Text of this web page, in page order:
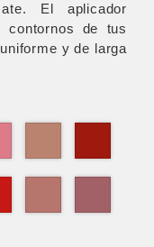
El aplicador
contornos de tus
y de larga
Tickle Toast
Brick
GoddessDiva